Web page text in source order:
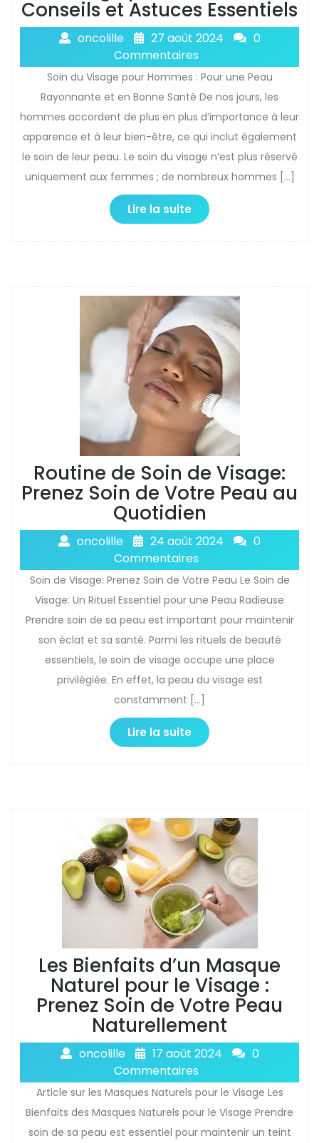
Conseils et Astuces Essentiels
oncolille 27 août 2024
0
Commentaires
Soin du Visage pour Hommes : Pour une Peau
Rayonnante et en Bonne Santé De nos jours, les
hommes accordent de plus en plus d’importance à leur
apparence et à leur bien-être, ce qui inclut également
le soin de leur peau. Le soin du visage n’est plus réservé
uniquement aux femmes ; de nombreux hommes […]
Lire la suite
Routine de Soin de Visage:
Prenez Soin de Votre Peau au
Quotidien
oncolille 24 août 2024
0
Commentaires
Soin de Visage: Prenez Soin de Votre Peau Le Soin de
Visage: Un Rituel Essentiel pour une Peau Radieuse
Prendre soin de sa peau est important pour maintenir
son éclat et sa santé. Parmi les rituels de beauté
essentiels, le soin de visage occupe une place
privilégiée. En effet, la peau du visage est
constamment […]
Lire la suite
Les Bienfaits d’un Masque
Naturel pour le Visage :
Prenez Soin de Votre Peau
Naturellement
oncolille 17 août 2024
0
Commentaires
Article sur les Masques Naturels pour le Visage Les
Bienfaits des Masques Naturels pour le Visage Prendre
soin de sa peau est essentiel pour maintenir un teint